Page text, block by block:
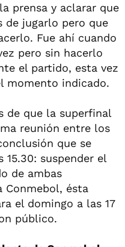
prensa y aclarar que
de jugarlo pero que
Fue ahí cuando
pero sin hacerlo
el partido, esta vez
momento indicado.
de que la superfinal
reunión entre los
que se
15.30: suspender el
de ambas
ésta
el domingo a las 17
público.